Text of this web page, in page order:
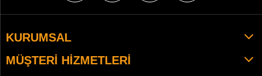
KURUMSAL
MÜŞTERI HIZMETLERI